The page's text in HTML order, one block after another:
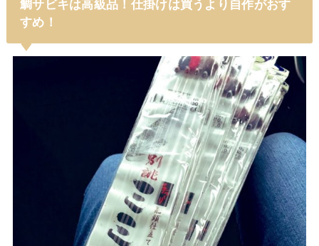
鯛サビキは高級品！仕掛けは買うより自作がおす
すめ！